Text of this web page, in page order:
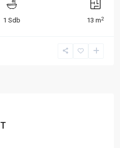
1 Sdb 13 m2